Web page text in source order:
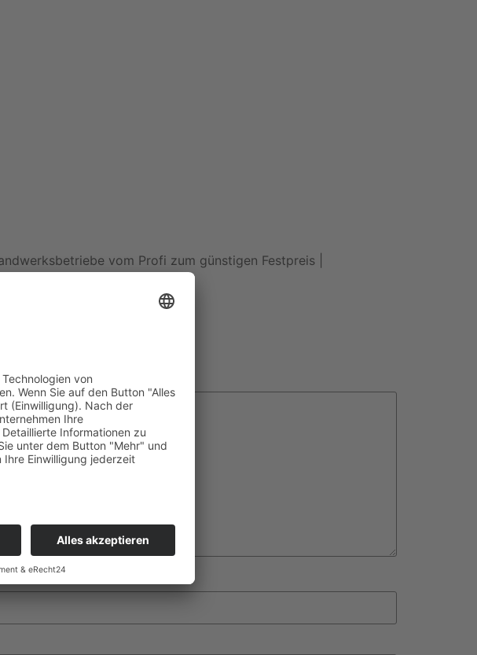
vom Profi zum günstigen Festpreis |